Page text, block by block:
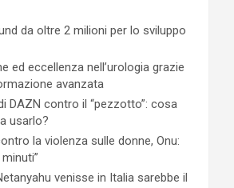
da oltre 2 milioni per lo sviluppo
ed eccellenza nell’urologia grazie
avanzata
DAZN contro il “pezzotto”: cosa
usarlo?
la violenza sulle donne, Onu:
venisse in Italia sarebbe il